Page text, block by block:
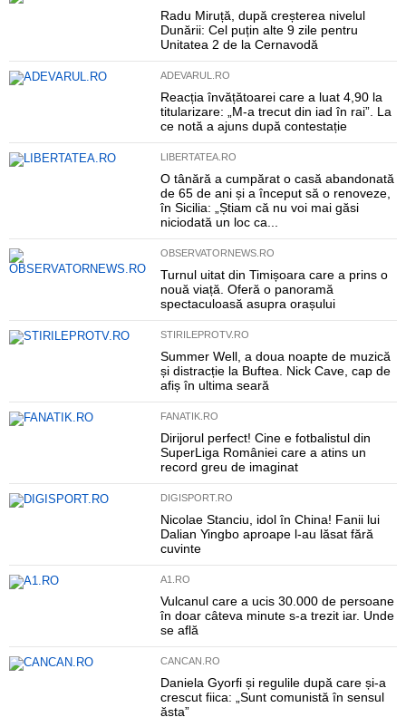
Radu Miruță, după creșterea nivelul
Dunării: Cel puțin alte 9 zile pentru
Unitatea 2 de la Cernavodă
ADEVARUL.RO
Reacția învățătoarei care a luat 4,90 la
titularizare: „M-a trecut din iad în rai”. La
ce notă a ajuns după contestație
LIBERTATEA.RO
O tânără a cumpărat o casă abandonată
de 65 de ani și a început să o renoveze,
în Sicilia: „Știam că nu voi mai găsi
niciodată un loc ca...
OBSERVATORNEWS.RO
Turnul uitat din Timișoara care a prins o
nouă viață. Oferă o panoramă
spectaculoasă asupra orașului
STIRILEPROTV.RO
Summer Well, a doua noapte de muzică
și distracție la Buftea. Nick Cave, cap de
afiș în ultima seară
FANATIK.RO
Dirijorul perfect! Cine e fotbalistul din
SuperLiga României care a atins un
record greu de imaginat
DIGISPORT.RO
Nicolae Stanciu, idol în China! Fanii lui
Dalian Yingbo aproape l-au lăsat fără
cuvinte
A1.RO
Vulcanul care a ucis 30.000 de persoane
în doar câteva minute s-a trezit iar. Unde
se află
CANCAN.RO
Daniela Gyorfi și regulile după care și-a
crescut fiica: „Sunt comunistă în sensul
ăsta”